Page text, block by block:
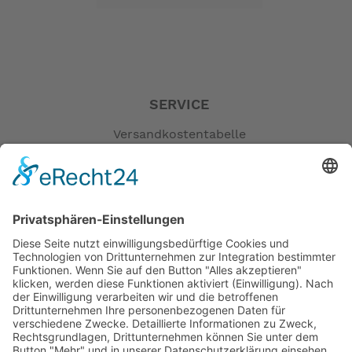
Folgen Sie einfach diesem Link, zu weiteren hilfreichen
der Bedienungsanleitung,Wartungstipps usw.
https://www.hondappsv.com/contents/top/HME/de/1161/
Motor
Zylinder: SOHC 2
Hubraum (cm³): 350
Bohrung und Hub (mm): 59 x 64
Ventile: 4
Volllastdrehzahl: 5000 - 5500
Nennleistung PS(kW): 15 (11)
Kühlung: Wasser
SERVICE
Versandkostentabelle
Erklärung zur Barrierefreiheit
Öffnungszeiten
Versandpartner
Verfügbarkeiten
Zahlung und Versand